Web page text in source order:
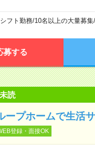
シフト勤務/10名以上の大量募集/
募する
未読
ープホームで生活
登録・面接OK